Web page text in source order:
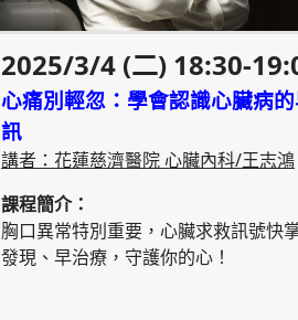
2025/3/4 (二) 18:30-
心痛別輕忽：學會認識心臟病
訊
講者：花蓮慈濟醫院 心臟內科/王志鴻
課程簡介：
胸口異常特別重要，心臟求救訊號快
發現、早治療，守護你的心！